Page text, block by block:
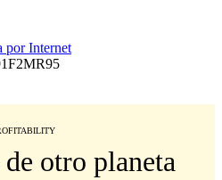
por Internet
otro planeta